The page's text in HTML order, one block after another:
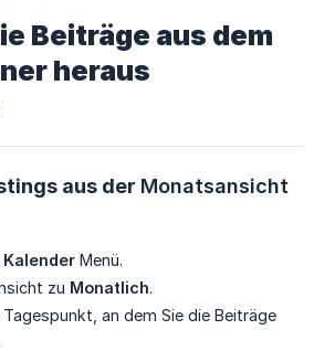
Beiträge aus dem
heraus
aus der Monatsansicht
Kalender Menü.
zu Monatlich.
an dem Sie die Beiträge